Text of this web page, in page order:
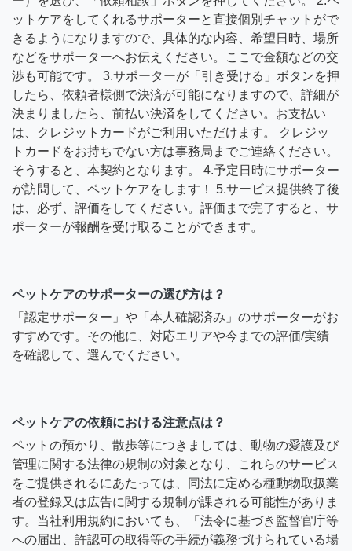
ットケアをしてくれるサポーターと直接個別チャットがで
きるようになりますので、具体的な内容、希望日時、場所
などをサポーターへお伝えください。ここで金額などの交
渉も可能です。 3.サポーターが「引き受ける」ボタンを押
したら、依頼者様側で決済が可能になりますので、詳細が
決まりましたら、前払い決済をしてください。お支払い
は、クレジットカードがご利用いただけます。 クレジッ
トカードをお持ちでない方は事務局までご連絡ください。
そうすると、本契約となります。 4.予定日時にサポーター
が訪問して、ペットケアをします！ 5.サービス提供終了後
は、必ず、評価をしてください。評価まで完了すると、サ
ポーターが報酬を受け取ることができます。
ペットケアのサポーターの選び方は？
「認定サポーター」や「本人確認済み」のサポーターがお
すすめです。その他に、対応エリアや今までの評価/実績
を確認して、選んでください。
ペットケアの依頼における注意点は？
ペットの預かり、散歩等につきましては、動物の愛護及び
管理に関する法律の規制の対象となり、これらのサービス
をご提供されるにあたっては、同法に定める種動物取扱業
者の登録又は広告に関する規制が課される可能性がありま
す。当社利用規約においても、「法令に基づき監督官庁等
への届出、許認可の取得等の手続が義務づけられている場